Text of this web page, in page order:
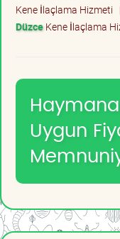
Kene İlaçlama Hizmeti
DüzceKene İlaçlama
Uygun